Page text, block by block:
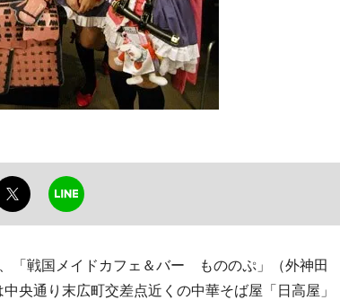
「戦国メイドカフェ＆バー もののぷ」（外神田
央通り末広町交差点近くの中華そば屋「日高屋」